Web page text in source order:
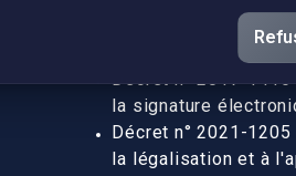
Apostille et
pays de l’UE
Décret n° 2017-
la signature
Décret n° 2021-
la légalisation et à